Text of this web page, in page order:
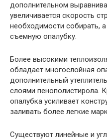
дополнительном
увеличивается скорость
необходимости собирать,
съемную опалубку.
Более высокими
обладает многослойная
дополнительный
слоями пенополистирола.
опалубка усиливает
заливать более легкие
Существуют линейные и